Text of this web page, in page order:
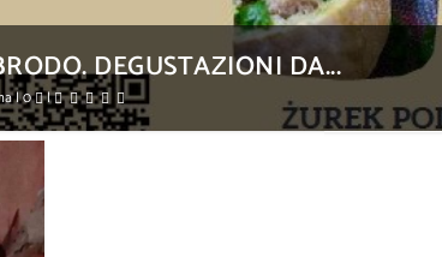
DEGUSTAZIONI DA...
|0 |